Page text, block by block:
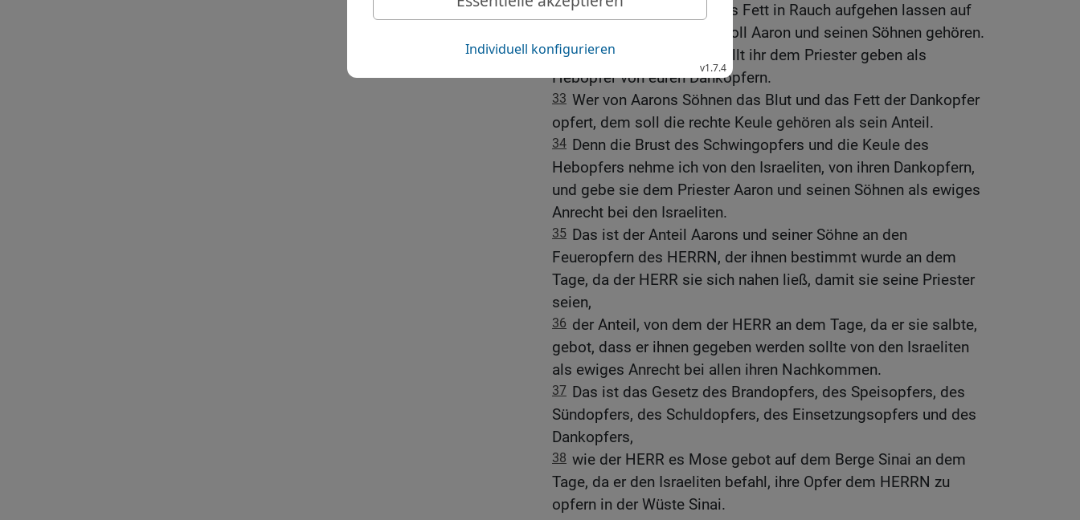
31 Und der Priester soll das Fett in Rauch aufgehen lassen auf
dem Altar, aber die Brust soll Aaron und seinen Söhnen gehören.
32 Und die rechte Keule sollt ihr dem Priester geben als
Hebopfer von euren Dankopfern.
33 Wer von Aarons Söhnen das Blut und das Fett der Dankopfer
opfert, dem soll die rechte Keule gehören als sein Anteil.
34 Denn die Brust des Schwingopfers und die Keule des
Hebopfers nehme ich von den Israeliten, von ihren Dankopfern,
und gebe sie dem Priester Aaron und seinen Söhnen als ewiges
Anrecht bei den Israeliten.
35 Das ist der Anteil Aarons und seiner Söhne an den
Feueropfern des HERRN, der ihnen bestimmt wurde an dem
Tage, da der HERR sie sich nahen ließ, damit sie seine Priester
seien,
36 der Anteil, von dem der HERR an dem Tage, da er sie salbte,
gebot, dass er ihnen gegeben werden sollte von den Israeliten
als ewiges Anrecht bei allen ihren Nachkommen.
37 Das ist das Gesetz des Brandopfers, des Speisopfers, des
Sündopfers, des Schuldopfers, des Einsetzungsopfers und des
Dankopfers,
38 wie der HERR es Mose gebot auf dem Berge Sinai an dem
Tage, da er den Israeliten befahl, ihre Opfer dem HERRN zu
opfern in der Wüste Sinai.